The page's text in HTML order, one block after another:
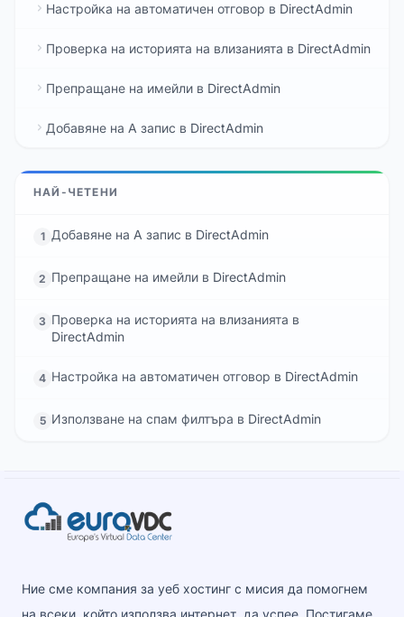
Настройка на автоматичен отговор в DirectAdmin
Проверка на историята на влизанията в DirectAdmin
Препращане на имейли в DirectAdmin
Добавяне на A запис в DirectAdmin
НАЙ-ЧЕТЕНИ
1 Добавяне на A запис в DirectAdmin
2 Препращане на имейли в DirectAdmin
3 Проверка на историята на влизанията в
DirectAdmin
4 Настройка на автоматичен отговор в DirectAdmin
5 Използване на спам филтъра в DirectAdmin
Ние сме компания за уеб хостинг с мисия да помогнем